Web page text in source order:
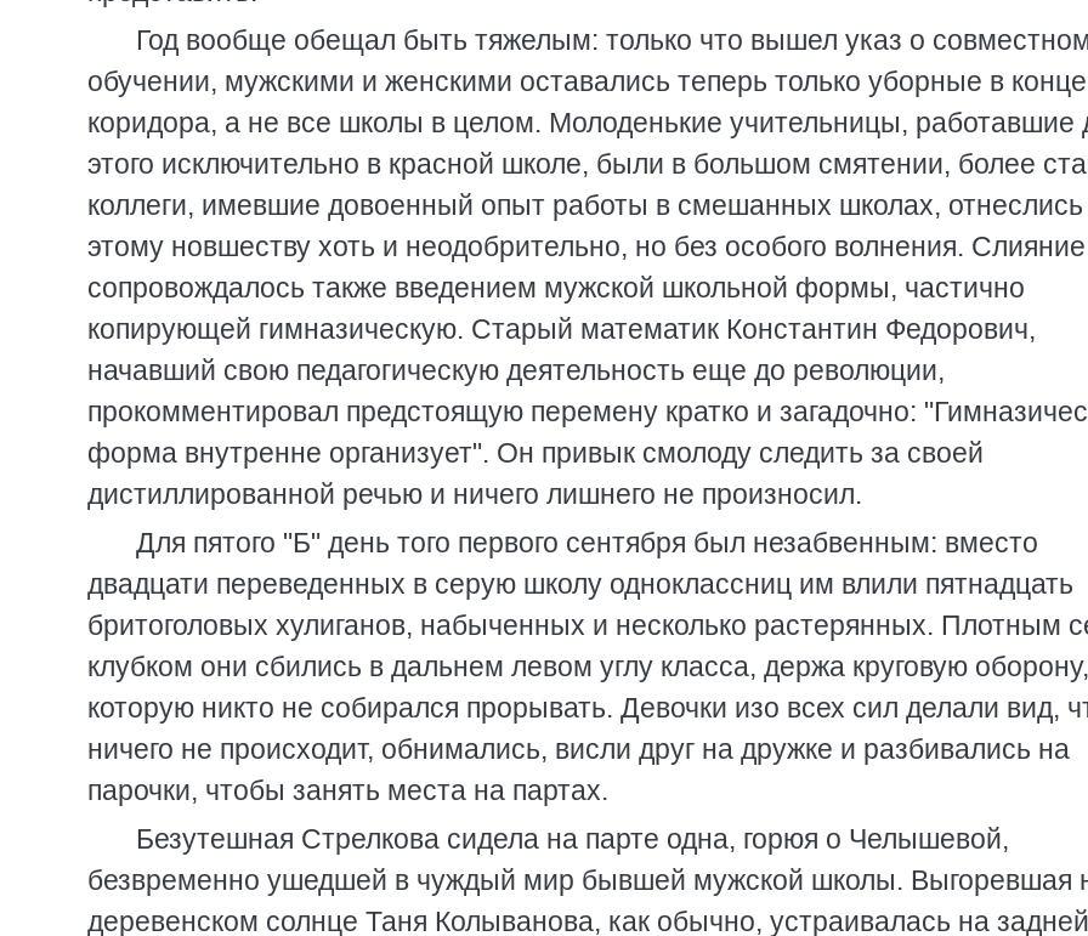
Год вообще обещал быть тяжелым: только что вышел указ о
обучении, мужскими и женскими оставались теперь только уборные в конце
коридора, а не все школы в целом. Молоденькие учительницы, работавшие
этого исключительно в красной школе, были в большом смятении, более
коллеги, имевшие довоенный опыт работы в смешанных школах, отнеслись
этому новшеству хоть и неодобрительно, но без особого волнения.
сопровождалось также введением мужской школьной формы, частично
копирующей гимназическую. Старый математик Константин Федорович,
начавший свою педагогическую деятельность еще до революции,
прокомментировал предстоящую перемену кратко и загадочно:
форма внутренне организует". Он привык смолоду следить за своей
дистиллированной речью и ничего лишнего не произносил.
Для пятого "Б" день того первого сентября был незабвенным: вместо
двадцати переведенных в серую школу одноклассниц им влили пятнадцать
бритоголовых хулиганов, набыченных и несколько растерянных. Плотным
клубком они сбились в дальнем левом углу класса, держа круговую оборону,
которую никто не собирался прорывать. Девочки изо всех сил делали вид,
ничего не происходит, обнимались, висли друг на дружке и разбивались на
парочки, чтобы занять места на партах.
Безутешная Стрелкова сидела на парте одна, горюя о Челышевой,
безвременно ушедшей в чуждый мир бывшей мужской школы. Выгоревшая
деревенском солнце Таня Колыванова, как обычно, устраивалась на задней